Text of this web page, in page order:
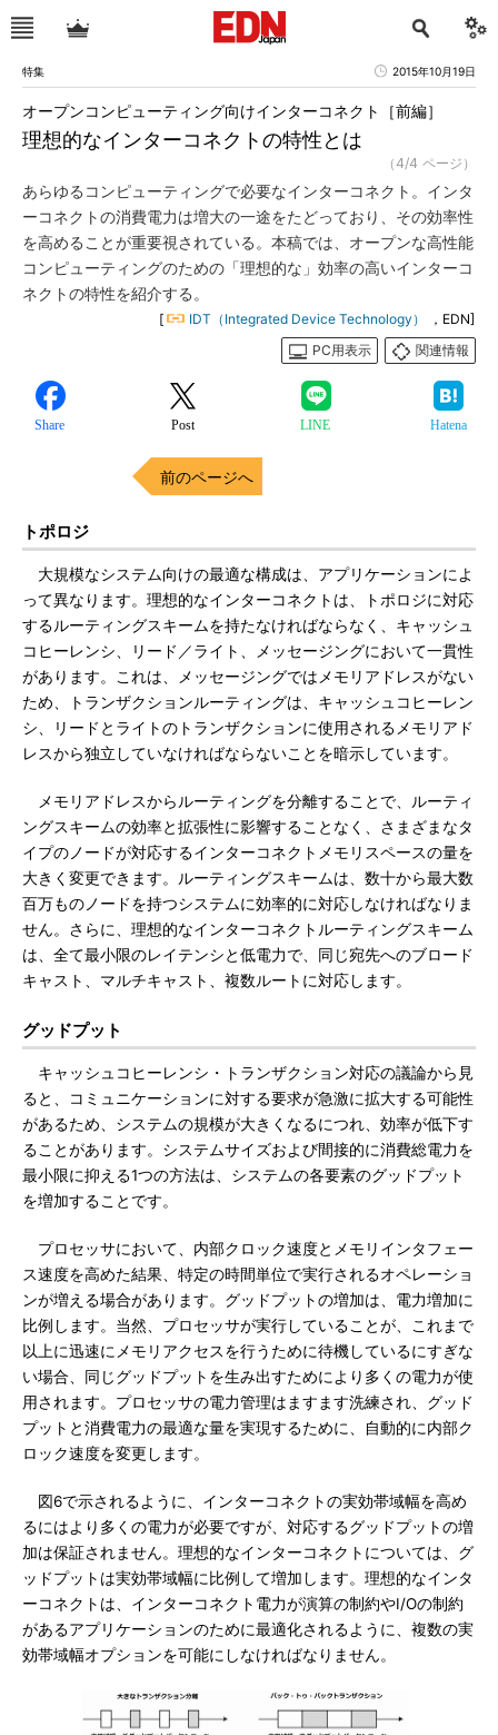
特集 2015年10月19日
理想的なインターコネクトの特性とは
オープンコンピューティング向けインターコネクト［前編］
（4/4 ページ）
あらゆるコンピューティングで必要なインターコネクト。インタ
ーコネクトの消費電力は増大の一途をたどっており、その効率性
を高めることが重要視されている。本稿では、オープンな高性能
コンピューティングのための「理想的な」効率の高いインターコ
ネクトの特性を紹介する。
[ IDT（Integrated Device Technology）
，EDN]
PC用表示
関連情報
Share Post LINE Hatena
前のページへ
トポロジ
大規模なシステム向けの最適な構成は、アプリケーションによ
って異なります。理想的なインターコネクトは、トポロジに対応
するルーティングスキームを持たなければならなく、キャッシュ
コヒーレンシ、リード／ライト、メッセージングにおいて一貫性
があります。これは、メッセージングではメモリアドレスがない
ため、トランザクションルーティングは、キャッシュコヒーレン
シ、リードとライトのトランザクションに使用されるメモリアド
レスから独立していなければならないことを暗示しています。
メモリアドレスからルーティングを分離することで、ルーティ
ングスキームの効率と拡張性に影響することなく、さまざまなタ
イプのノードが対応するインターコネクトメモリスペースの量を
大きく変更できます。ルーティングスキームは、数十から最大数
百万ものノードを持つシステムに効率的に対応しなければなりま
せん。さらに、理想的なインターコネクトルーティングスキーム
は、全て最小限のレイテンシと低電力で、同じ宛先へのブロード
キャスト、マルチキャスト、複数ルートに対応します。
グッドプット
キャッシュコヒーレンシ・トランザクション対応の議論から見
ると、コミュニケーションに対する要求が急激に拡大する可能性
があるため、システムの規模が大きくなるにつれ、効率が低下す
ることがあります。システムサイズおよび間接的に消費総電力を
最小限に抑える1つの方法は、システムの各要素のグッドプット
を増加することです。
プロセッサにおいて、内部クロック速度とメモリインタフェー
ス速度を高めた結果、特定の時間単位で実行されるオペレーショ
ンが増える場合があります。グッドプットの増加は、電力増加に
比例します。当然、プロセッサが実行していることが、これまで
以上に迅速にメモリアクセスを行うために待機しているにすぎな
い場合、同じグッドプットを生み出すためにより多くの電力が使
用されます。プロセッサの電力管理はますます洗練され、グッド
プットと消費電力の最適な量を実現するために、自動的に内部ク
ロック速度を変更します。
図6で示されるように、インターコネクトの実効帯域幅を高め
るにはより多くの電力が必要ですが、対応するグッドプットの増
加は保証されません。理想的なインターコネクトについては、グ
ッドプットは実効帯域幅に比例して増加します。理想的なインタ
ーコネクトは、インターコネクト電力が演算の制約やI/Oの制約
があるアプリケーションのために最適化されるように、複数の実
効帯域幅オプションを可能にしなければなりません。